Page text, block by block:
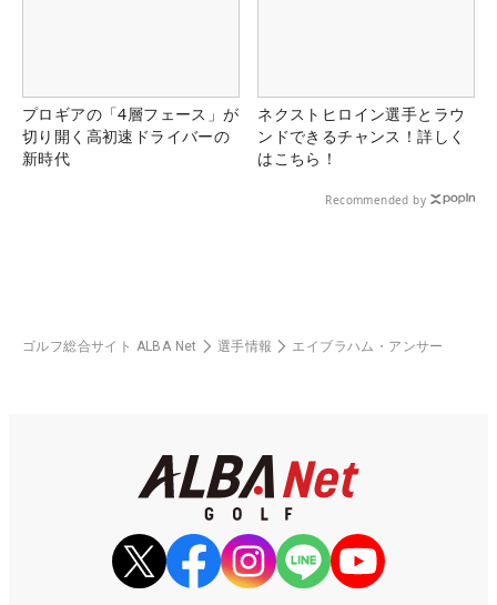
プロギアの「4層フェース」が
切り開く高初速ドライバーの
新時代
ネクストヒロイン選手とラウ
ンドできるチャンス！詳しく
はこちら！
Recommended by
ゴルフ総合サイト ALBA Net 選手情報 エイブラハム・アンサー